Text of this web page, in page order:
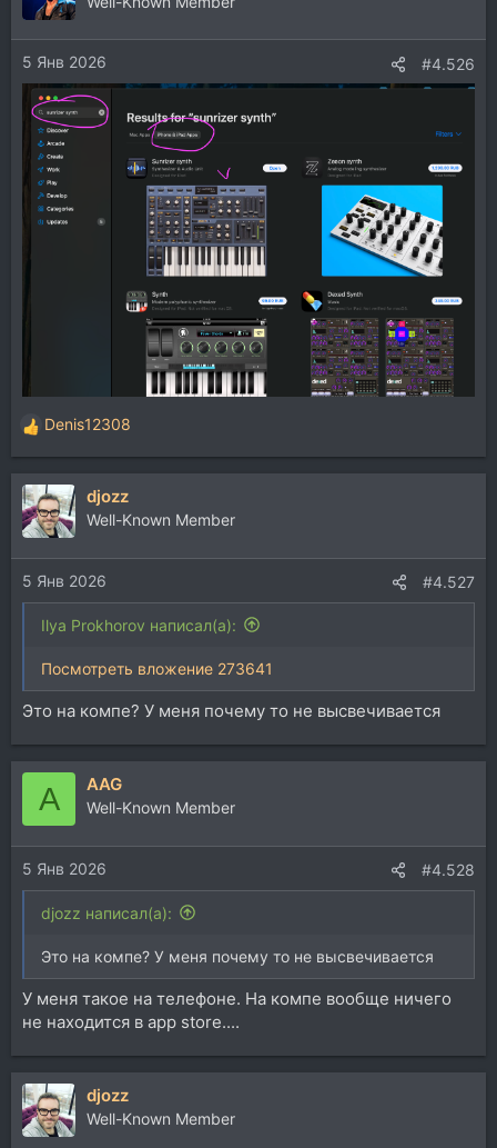
5 Янв 2026 #4.526
Р
е
а
к
ц
и
и
:
Denis12308
djozz
Well-Known Member
5 Янв 2026 #4.527
Ilya Prokhorov написал(а):
Посмотреть вложение 273641
Это на компе? У меня почему то не высвечивается
A AAG
Well-Known Member
5 Янв 2026 #4.528
djozz написал(а):
Это на компе? У меня почему то не высвечивается
У меня такое на телефоне. На компе вообще ничего
не находится в app store....
djozz
Well-Known Member